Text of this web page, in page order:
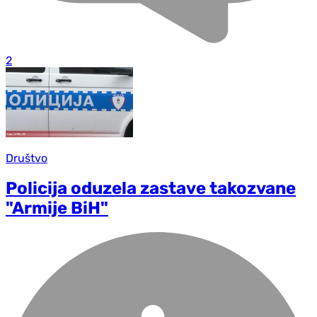
2
Društvo
Policija oduzela zastave takozvane
"Armije BiH"